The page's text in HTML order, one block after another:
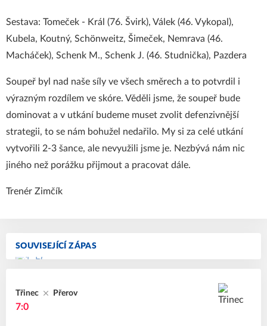
SOUVISEJÍCÍ ZÁPAS
Třinec Přerov
7:0
Sestava: Tomeček - Král (76. Švirk), Válek (46. Vykopal),
Kubela, Koutný, Schönweitz, Šimeček, Nemrava (46.
Macháček), Schenk M., Schenk J. (46. Studnička), Pazdera
Soupeř byl nad naše síly ve všech směrech a to potvrdil i
výrazným rozdílem ve skóre. Věděli jsme, že soupeř bude
dominovat a v utkání budeme muset zvolit defenzivnější
strategii, to se nám bohužel nedařilo. My si za celé utkání
vytvořili 2-3 šance, ale nevyužili jsme je. Nezbývá nám nic
jiného než porážku přijmout a pracovat dále.
Trenér Zimčík